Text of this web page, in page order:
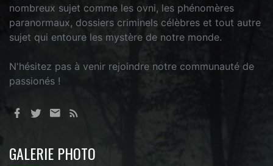
nombreux sujet comme les ovni, les phénomères
paranormaux, dossiers criminels célèbres et tout autre
sujet qui entoure les mystère de notre monde.
N'hésitez pas à venir rejoindre notre communauté de
passionés !
GALERIE PHOTO